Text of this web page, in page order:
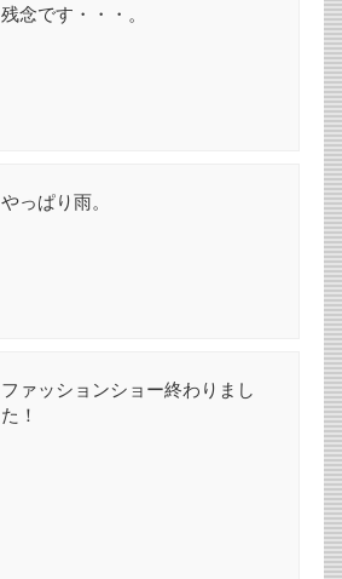
残念です・・・。
やっぱり雨。
ファッションショー終わりまし
た！